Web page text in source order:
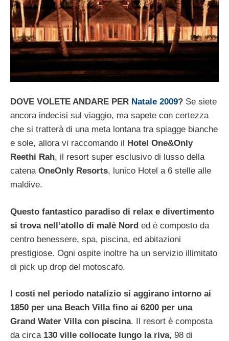
DOVE VOLETE ANDARE PER Natale 2009? Se siete
ancora indecisi sul viaggio, ma sapete con certezza
che si tratterà di una meta lontana tra spiagge bianche
e sole, allora vi raccomando il Hotel One&Only
Reethi Rah, il resort super esclusivo di lusso della
catena OneOnly Resorts, lunico Hotel a 6 stelle alle
maldive.
Questo fantastico paradiso di relax e divertimento
si trova nell’atollo di malè Nord ed è composto da
centro benessere, spa, piscina, ed abitazioni
prestigiose. Ogni ospite inoltre ha un servizio illimitato
di pick up drop del motoscafo.
I costi nel periodo natalizio si aggirano intorno ai
1850 per una Beach Villa fino ai 6200 per una
Grand Water Villa con piscina. Il resort è composta
da circa 130 ville collocate lungo la riva, 98 di